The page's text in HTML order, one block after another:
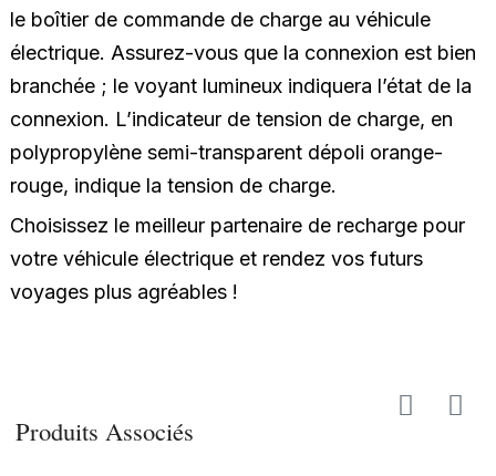
le boîtier de commande de charge au véhicule
électrique. Assurez-vous que la connexion est bien
branchée ; le voyant lumineux indiquera l’état de la
connexion. L’indicateur de tension de charge, en
polypropylène semi-transparent dépoli orange-
rouge, indique la tension de charge.
Choisissez le meilleur partenaire de recharge pour
votre véhicule électrique et rendez vos futurs
voyages plus agréables !
Produits Associés